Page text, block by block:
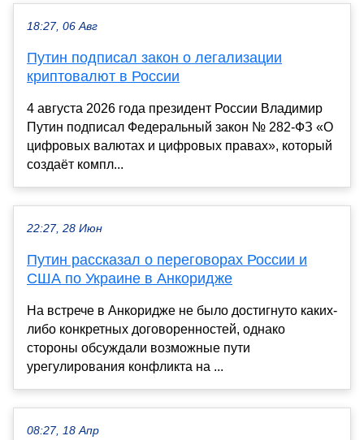
18:27, 06 Авг
Путин подписал закон о легализации
криптовалют в России
4 августа 2026 года президент России Владимир
Путин подписал Федеральный закон № 282-ФЗ «О
цифровых валютах и цифровых правах», который
создаёт компл...
22:27, 28 Июн
Путин рассказал о переговорах России и
США по Украине в Анкоридже
На встрече в Анкоридже не было достигнуто каких-
либо конкретных договоренностей, однако
стороны обсуждали возможные пути
урегулирования конфликта на ...
08:27, 18 Апр